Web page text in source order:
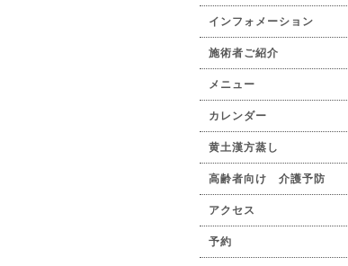
インフォメーション
施術者ご紹介
メニュー
カレンダー
黄土漢方蒸し
高齢者向け 介護予防
アクセス
予約